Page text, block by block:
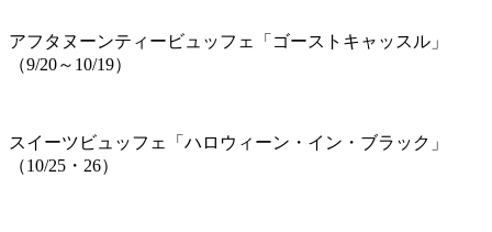
アフタヌーンティービュッフェ「ゴーストキャッスル」
（9/20～10/19）
スイーツビュッフェ「ハロウィーン・イン・ブラック」
（10/25・26）